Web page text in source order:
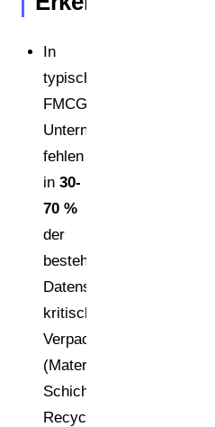
In
typischen
FMCG-
Unternehmen
fehlen
in 30-
70 %
der
bestehenden
Datensätze
kritische
Verpackungsinformationen
(Material,
Schichten,
Recyclingfähigkeit,